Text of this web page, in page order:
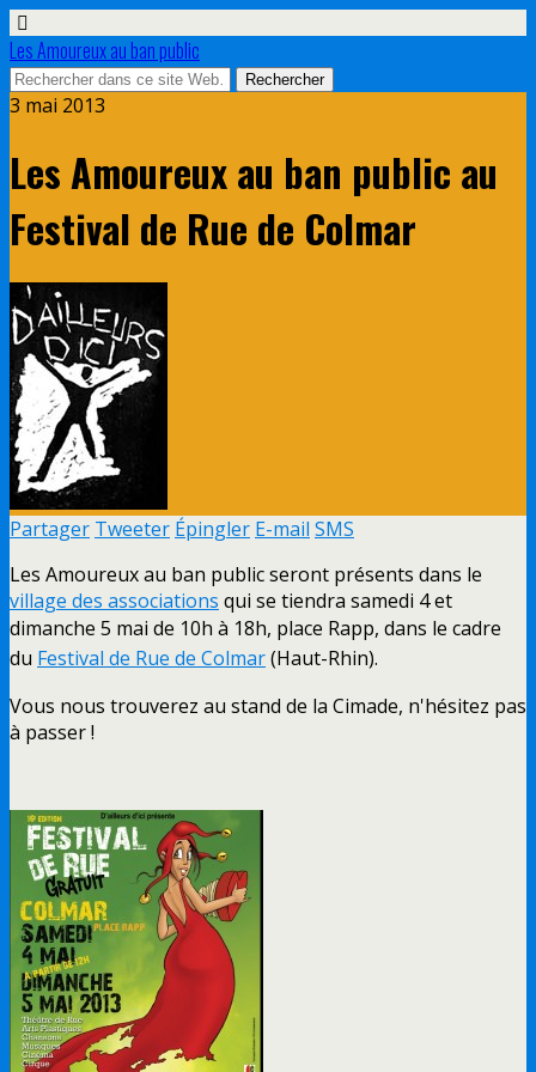
Les Amoureux au ban public
3 mai 2013
Les Amoureux au ban public au
Festival de Rue de Colmar
Partager Tweeter Épingler E-mail SMS
Les Amoureux au ban public seront présents dans le
village des associations qui se tiendra samedi 4 et
dimanche 5 mai de 10h à 18h, place Rapp, dans le cadre
du Festival de Rue de Colmar(Haut-Rhin).
Vous nous trouverez au stand de la Cimade, n'hésitez pas
à passer !